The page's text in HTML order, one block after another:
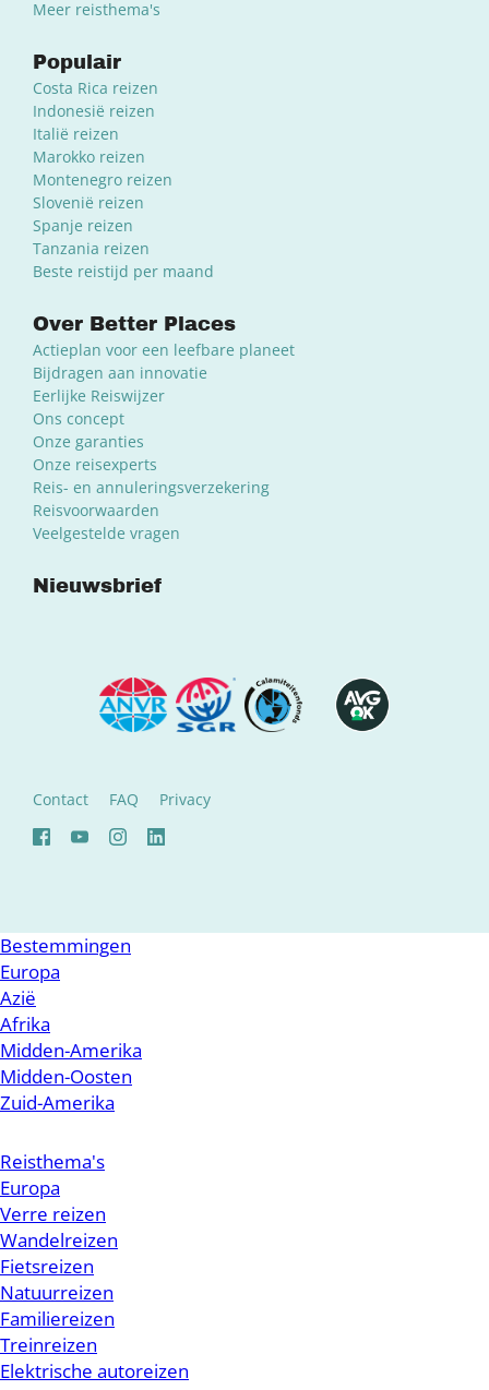
Meer reisthema's
Populair
Costa Rica reizen
Indonesië reizen
Italië reizen
Marokko reizen
Montenegro reizen
Slovenië reizen
Spanje reizen
Tanzania reizen
Beste reistijd per maand
Over Better Places
Actieplan voor een leefbare planeet
Bijdragen aan innovatie
Eerlijke Reiswijzer
Ons concept
Onze garanties
Onze reisexperts
Reis- en annuleringsverzekering
Reisvoorwaarden
Veelgestelde vragen
Nieuwsbrief
Contact FAQ Privacy
Bestemmingen
Europa
Azië
Afrika
Midden-Amerika
Midden-Oosten
Zuid-Amerika
Reisthema's
Europa
Verre reizen
Wandelreizen
Fietsreizen
Natuurreizen
Familiereizen
Treinreizen
Elektrische autoreizen